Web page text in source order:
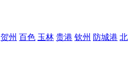
贺州 百色 玉林 贵港 钦州 防城港 北